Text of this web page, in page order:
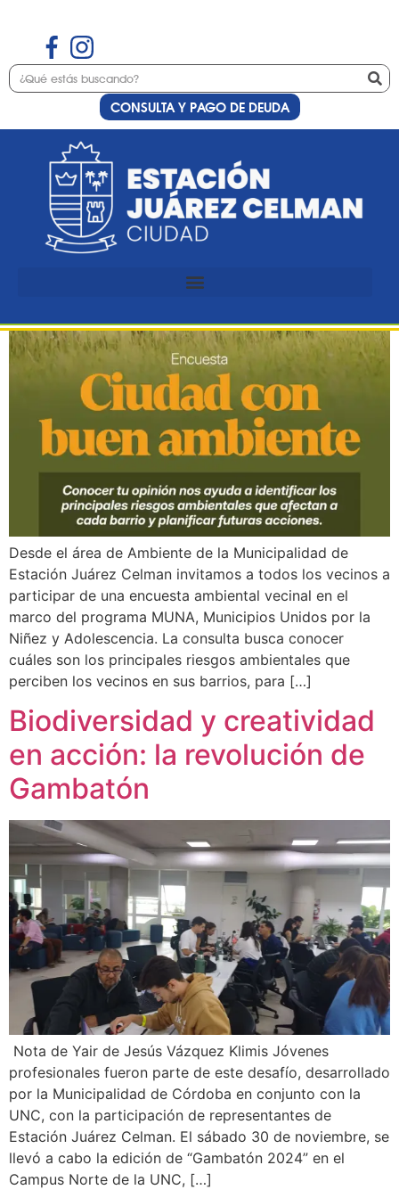
CONSULTA Y PAGO DE DEUDA
Etiqueta:ambiental
Encuesta ambiental
Desde el área de Ambiente de la Municipalidad de
Estación Juárez Celman invitamos a todos los vecinos a
participar de una encuesta ambiental vecinal en el
marco del programa MUNA, Municipios Unidos por la
Niñez y Adolescencia. La consulta busca conocer
cuáles son los principales riesgos ambientales que
perciben los vecinos en sus barrios, para […]
Biodiversidad y creatividad
en acción: la revolución de
Gambatón
Nota de Yair de Jesús Vázquez Klimis Jóvenes
profesionales fueron parte de este desafío, desarrollado
por la Municipalidad de Córdoba en conjunto con la
UNC, con la participación de representantes de
Estación Juárez Celman. El sábado 30 de noviembre, se
llevó a cabo la edición de “Gambatón 2024” en el
Campus Norte de la UNC, […]